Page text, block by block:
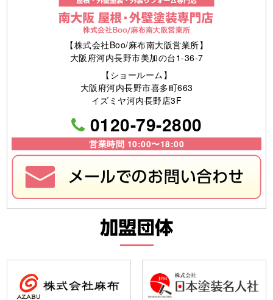
【株式会社Boo/麻布南大阪営業所】
大阪府河内長野市美加の台1-36-7
【ショールーム】
大阪府河内長野市喜多町663
イズミヤ河内長野店3F
0120-79-2800
営業時間 10:00〜18:00